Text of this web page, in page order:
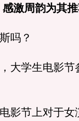
激周韵为其
吗？
大学生电影节
节上对于女